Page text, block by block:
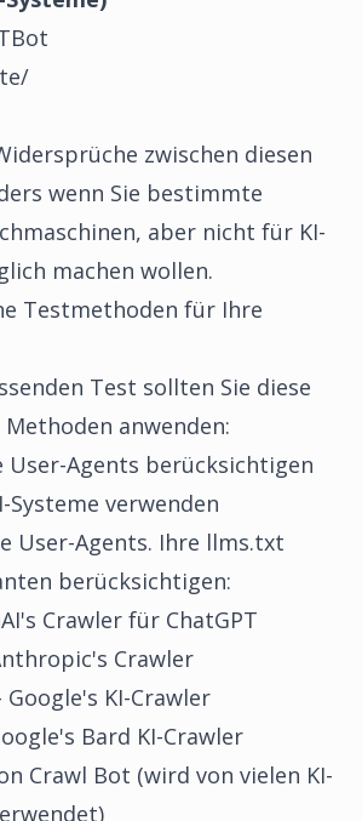
zwischen diesen
wenn Sie bestimmte
aber nicht für KI-
machen wollen.
Testmethoden für Ihre
Test sollten Sie diese
anwenden:
User-Agents berücksichtigen
Systeme verwenden
User-Agents. Ihre llms.txt
berücksichtigen:
Crawler für ChatGPT
Crawler
Google's KI-Crawler
Bard KI-Crawler
Crawl Bot (wird von vielen KI-